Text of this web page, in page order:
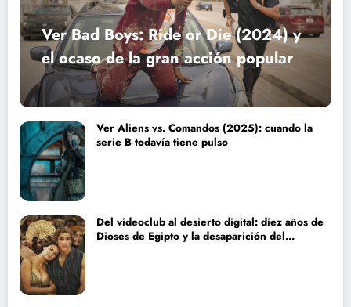
Ver Bad Boys: Ride or Die (2024) y
el ocaso de la gran acción popular
Ver Aliens vs. Comandos (2025): cuando la
serie B todavía tiene pulso
Del videoclub al desierto digital: diez años de
Dioses de Egipto y la desaparición del